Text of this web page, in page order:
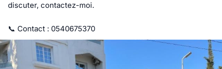
discuter, contactez-moi.
📞 Contact : 0540675370